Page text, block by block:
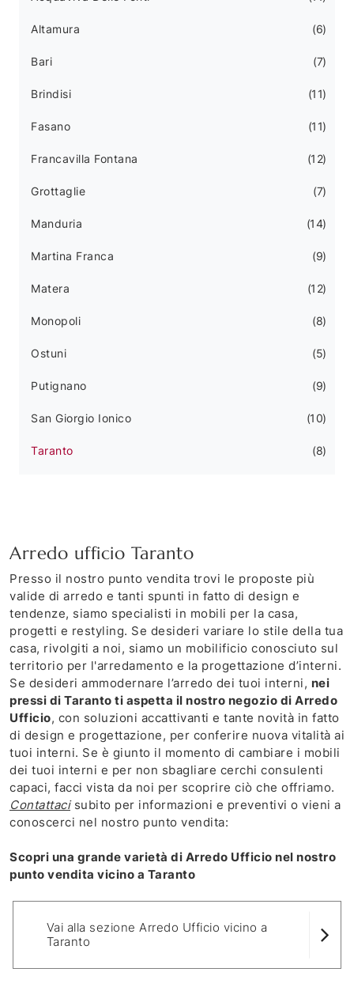
Altamura 6
Bari 7
Brindisi 11
Fasano 11
Francavilla Fontana 12
Grottaglie 7
Manduria 14
Martina Franca 9
Matera 12
Monopoli 8
Ostuni 5
Putignano 9
San Giorgio Ionico 10
Taranto 8
Arredo ufficio Taranto
Presso il nostro punto vendita trovi le proposte più
valide di arredo e tanti spunti in fatto di design e
tendenze, siamo specialisti in mobili per la casa,
progetti e restyling. Se desideri variare lo stile della tua
casa, rivolgiti a noi, siamo un mobilificio conosciuto sul
territorio per l'arredamento e la progettazione d’interni.
Se desideri ammodernare l’arredo dei tuoi interni, nei
pressi di Taranto ti aspetta il nostro negozio di Arredo
Ufficio, con soluzioni accattivanti e tante novità in fatto
di design e progettazione, per conferire nuova vitalità ai
tuoi interni. Se è giunto il momento di cambiare i mobili
dei tuoi interni e per non sbagliare cerchi consulenti
capaci, facci vista da noi per scoprire ciò che offriamo.
Contattacisubito per informazioni e preventivi o vieni a
conoscerci nel nostro punto vendita:
Scopri una grande varietà di Arredo Ufficio nel nostro
punto vendita vicino a Taranto
Vai alla sezione Arredo Ufficio vicino a
Taranto